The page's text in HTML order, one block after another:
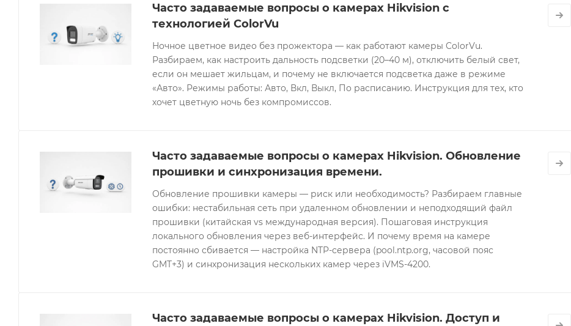
Часто задаваемые вопросы о камерах Hikvision с
технологией ColorVu
Ночное цветное видео без прожектора — как работают камеры ColorVu.
Разбираем, как настроить дальность подсветки (20–40 м), отключить белый свет,
если он мешает жильцам, и почему не включается подсветка даже в режиме
«Авто». Режимы работы: Авто, Вкл, Выкл, По расписанию. Инструкция для тех, кто
хочет цветную ночь без компромиссов.
Часто задаваемые вопросы о камерах Hikvision. Обновление
прошивки и синхронизация времени.
Обновление прошивки камеры — риск или необходимость? Разбираем главные
ошибки: нестабильная сеть при удаленном обновлении и неподходящий файл
прошивки (китайская vs международная версия). Пошаговая инструкция
локального обновления через веб-интерфейс. И почему время на камере
постоянно сбивается — настройка NTP-сервера (pool.ntp.org, часовой пояс
GMT+3) и синхронизация нескольких камер через iVMS-4200.
Часто задаваемые вопросы о камерах Hikvision. Доступ и